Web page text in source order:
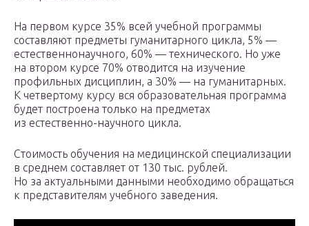
На первом курсе 35% всей учебной программы
составляют предметы гуманитарного цикла, 5% —
естественнонаучного, 60% — технического. Но уже
на втором курсе 70% отводится на изучение
профильных дисциплин, а 30% — на гуманитарных.
К четвертому курсу вся образовательная программа
будет построена только на предметах
из естественно-научного цикла.
Стоимость обучения на медицинской специализации
в среднем составляет от 130 тыс. рублей.
Но за актуальными данными необходимо обращаться
к представителям учебного заведения.